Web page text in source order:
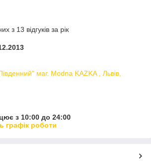
з 13 відгуків за рік
маг. Modna KAZKA , Львів,
з 10:00 до 24:00
графік роботи